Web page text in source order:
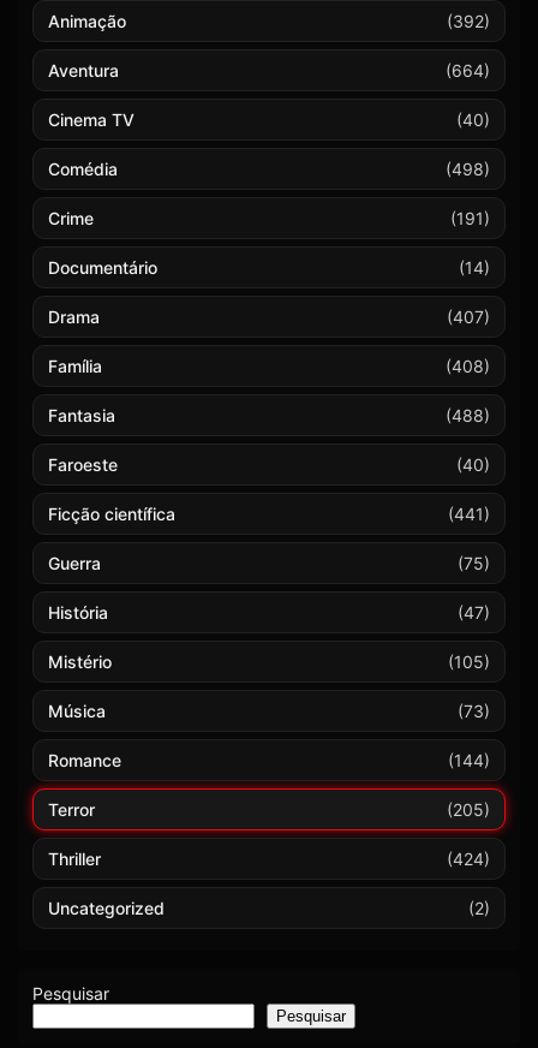
Animação (392)
Aventura (664)
Cinema TV (40)
Comédia (498)
Crime (191)
Documentário (14)
Drama (407)
Família (408)
Fantasia (488)
Faroeste (40)
Ficção científica (441)
Guerra (75)
História (47)
Mistério (105)
Música (73)
Romance (144)
Terror (205)
Thriller (424)
Uncategorized (2)
Pesquisar
Pesquisar